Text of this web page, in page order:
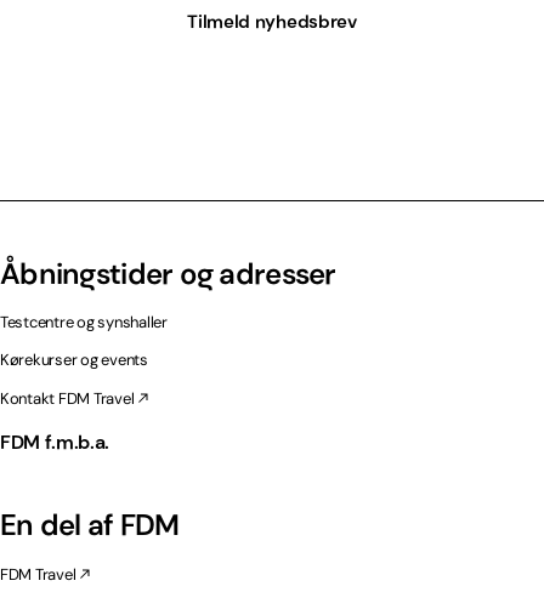
Tilmeld nyhedsbrev
Åbningstider og adresser
Testcentre og synshaller
Kørekurser og events
Kontakt FDM Travel
FDM f.m.b.a.
En del af FDM
FDM Travel